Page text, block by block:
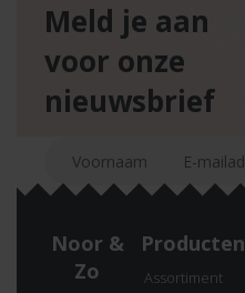
Meld je aan
voor onze
nieuwsbrief
Noor &
Zo
Producten
Assortiment